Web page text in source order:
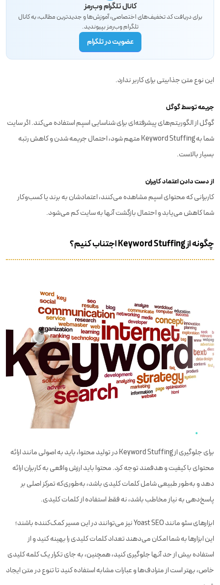
کانال تلگرام وب‌رمز
برای دریافت کد تخفیف‌های اختصاصی، آموزش‌ها و جدیدترین مطالب، به کانال
تلگرام وب‌رمز بپیوندید.
عضویت در تلگرام
این نوع متن جذابیتی برای کاربر ندارد.
جریمه توسط گوگل
گوگل از الگوریتم‌های پیشرفته‌ای برای شناسایی اسپم استفاده می‌کند. اگر سایت
شما به Keyword Stuffing متهم شود، احتمال جریمه شدن و کاهش رتبه
بسیار بالاست.
از دست دادن اعتماد کاربران
کاربرانی که محتوای اسپم مشاهده می‌کنند، اعتمادشان به برند یا کسب‌وکار
شما کاهش می‌یابد و احتمال بازگشت آنها به سایت کم می‌شود.
چگونه از Keyword Stuffing اجتناب کنیم؟
برای جلوگیری از Keyword Stuffing در تولید محتوا، باید به اصولی مانند ارائه
محتوای با کیفیت و هدفمند توجه کرد. محتوا باید ارزش واقعی به کاربران ارائه
دهد و به‌طور طبیعی شامل کلمات کلیدی باشد، به‌طوری‌که تمرکز اصلی بر
پاسخ‌دهی به نیاز مخاطب باشد، نه فقط استفاده از کلمات کلیدی.
ابزارهای سئو مانند Yoast SEO نیز می‌توانند در این مسیر کمک‌کننده باشند؛
این ابزارها به شما امکان می‌دهند تعداد کلمات کلیدی را بهینه کنید و از
استفاده بیش از حد آنها جلوگیری کنید، همچنین، به جای تکرار یک کلمه کلیدی
خاص، بهتر است از مترادف‌ها و عبارات مشابه استفاده کنید تا تنوع در متن ایجاد